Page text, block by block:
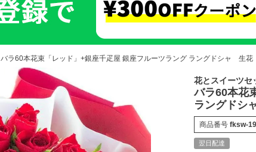
バラ60本花束「レッド」+銀座千疋屋 銀座フルーツラング ラングドシャ 生
花とスイーツセ
バラ60本花
ラングド
商品番号 fksw-
翌日配達